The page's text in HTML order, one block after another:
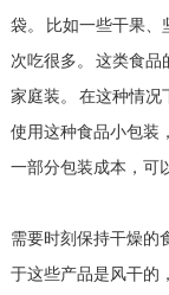
袋。 比如一些干果
次吃很多。 这类食
家庭装。 在这种情
使用这种食品小包装
一部分包装成本，可
需要时刻保持干燥的
于这些产品是风干的